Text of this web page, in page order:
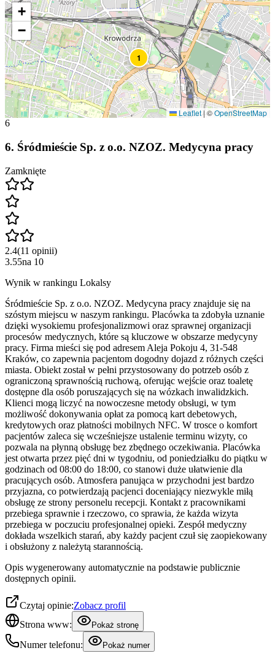
1
+
−
Leaflet|©OpenStreetMap
6
6. Śródmieście Sp. z o.o. NZOZ. Medycyna pracy
Zamknięte
2.4(11 opinii)
3.55na 10
Wynik w rankingu Lokalsy
Śródmieście Sp. z o.o. NZOZ. Medycyna pracy znajduje się na
szóstym miejscu w naszym rankingu. Placówka ta zdobyła uznanie
dzięki wysokiemu profesjonalizmowi oraz sprawnej organizacji
procesów medycznych, które są kluczowe w obszarze medycyny
pracy. Firma mieści się pod adresem Aleja Pokoju 4, 31-548
Kraków, co zapewnia pacjentom dogodny dojazd z różnych części
miasta. Obiekt został w pełni przystosowany do potrzeb osób z
ograniczoną sprawnością ruchową, oferując wejście oraz toaletę
dostępne dla osób poruszających się na wózkach inwalidzkich.
Klienci mogą liczyć na nowoczesne metody obsługi, w tym
możliwość dokonywania opłat za pomocą kart debetowych,
kredytowych oraz płatności mobilnych NFC. W trosce o komfort
pacjentów zaleca się wcześniejsze ustalenie terminu wizyty, co
pozwala na płynną obsługę bez zbędnego oczekiwania. Placówka
jest otwarta przez pięć dni w tygodniu, od poniedziałku do piątku w
godzinach od 08:00 do 18:00, co stanowi duże ułatwienie dla
pracujących osób. Atmosfera panująca w przychodni jest bardzo
przyjazna, co potwierdzają pacjenci doceniający niezwykle miłą
obsługę ze strony personelu recepcji. Kontakt z pracownikami
przebiega sprawnie i rzeczowo, co sprawia, że każda wizyta
przebiega w poczuciu profesjonalnej opieki. Zespół medyczny
dokłada wszelkich starań, aby każdy pacjent czuł się zaopiekowany
i obsłużony z należytą starannością.
Opis wygenerowany automatycznie na podstawie publicznie
dostępnych opinii.
Czytaj opinie:Zobacz profil
Strona www:
Pokaż stronę
Numer telefonu: Pokaż numer